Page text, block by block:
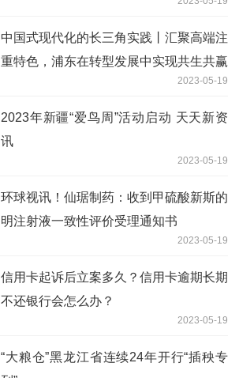
中国式现代化的长三角实践丨汇聚高端注
重特色，浦东在转型发展中实现共生共赢
2023-05-19
2023年新疆“爱鸟周”活动启动 天天新资
讯
2023-05-19
环球视讯！仙琚制药：收到甲硫酸新斯的
明注射液一致性评价受理通知书
2023-05-19
信用卡起诉后立案多久？信用卡逾期长期
不还银行会怎么办？
2023-05-19
“大粮仓”黑龙江省连续24年开行“插秧专